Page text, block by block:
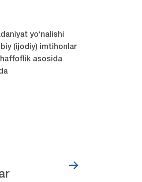
yo‘nalishi
(ijodiy) imtihonlar
asosida